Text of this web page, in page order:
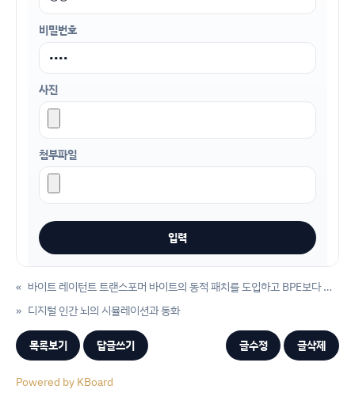
비밀번호
사진
첨부파일
«
바이트 레이턴트 트랜스포머 바이트의 동적 패치를 도입하고 BPE보다 더 나은 확장성을 제공
디지털 인간 뇌의 시뮬레이션과 동화
»
목록보기 답글쓰기 글수정 글삭제
Powered by KBoard